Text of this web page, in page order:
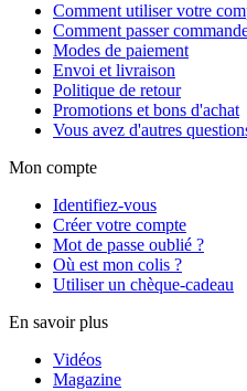
Comment utiliser votre
Comment passer
Modes de paiement
Envoi et livraison
Politique de retour
Promotions et bons d'achat
Vous avez d'autres
Mon compte
Identifiez-vous
Créer votre compte
Mot de passe oublié ?
Où est mon colis ?
Utiliser un chèque-cadeau
En savoir plus
Vidéos
Magazine